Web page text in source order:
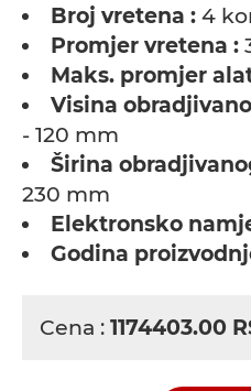
Broj vretena : 4
Promjer vretena :
Maks. promjer
Visina
- 120 mm
Širina
230 mm
Elektronsko
Godina
Cena : 1174403.00